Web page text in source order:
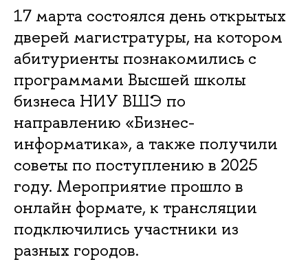
17 марта состоялся день открытых
дверей магистратуры, на котором
абитуриенты познакомились с
программами Высшей школы
бизнеса НИУ ВШЭ по
направлению «Бизнес-
информатика», а также получили
советы по поступлению в 2025
году. Мероприятие прошло в
онлайн формате, к трансляции
подключились участники из
разных городов.